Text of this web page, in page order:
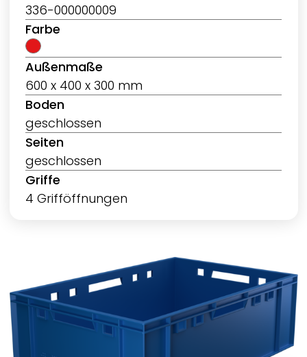
336-000000009
Farbe
Außenmaße
600 x 400 x 300 mm
Boden
geschlossen
Seiten
geschlossen
Griffe
4 Grifföffnungen